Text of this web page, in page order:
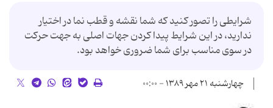
شرایطی را تصور کنید که شما نقشه و قطب نما در اختیار
ندارید، در این شرایط پیدا کردن جهات اصلی به جهت حرکت
در سوی مناسب برای شما ضروری خواهد بود.
چهارشنبه ۲۱ مهر ۱۳۸۹ - ۰۰:۰۰